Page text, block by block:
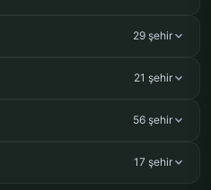
29 şehir
21 şehir
56 şehir
17 şehir